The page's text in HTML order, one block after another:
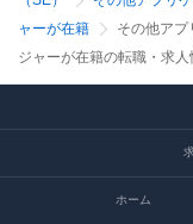
ャーが在籍
その他アプ
ジャーが在籍の転職・求
ホーム